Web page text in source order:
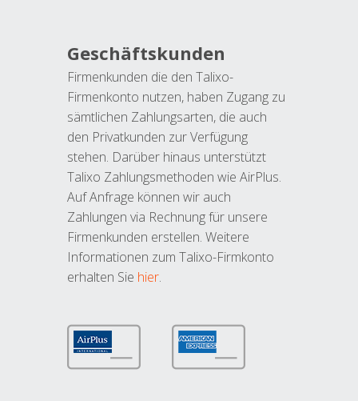
Geschäftskunden
Firmenkunden die den Talixo-
Firmenkonto nutzen, haben Zugang zu
sämtlichen Zahlungsarten, die auch
den Privatkunden zur Verfügung
stehen. Darüber hinaus unterstützt
Talixo Zahlungsmethoden wie AirPlus.
Auf Anfrage können wir auch
Zahlungen via Rechnung für unsere
Firmenkunden erstellen. Weitere
Informationen zum Talixo-Firmkonto
erhalten Sie hier.